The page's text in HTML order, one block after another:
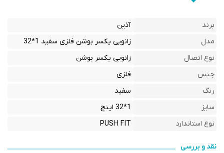
برند
آذین
مدل
زانویی یکسر بوشن فلزی سفید 1*32
نوع اتصال
زانویی یکسر بوشن
جنس
فلزی
رنگ
سفید
سایز
1*32 اینچ
نوع استاندارد
PUSH FIT
نقد و بررسی